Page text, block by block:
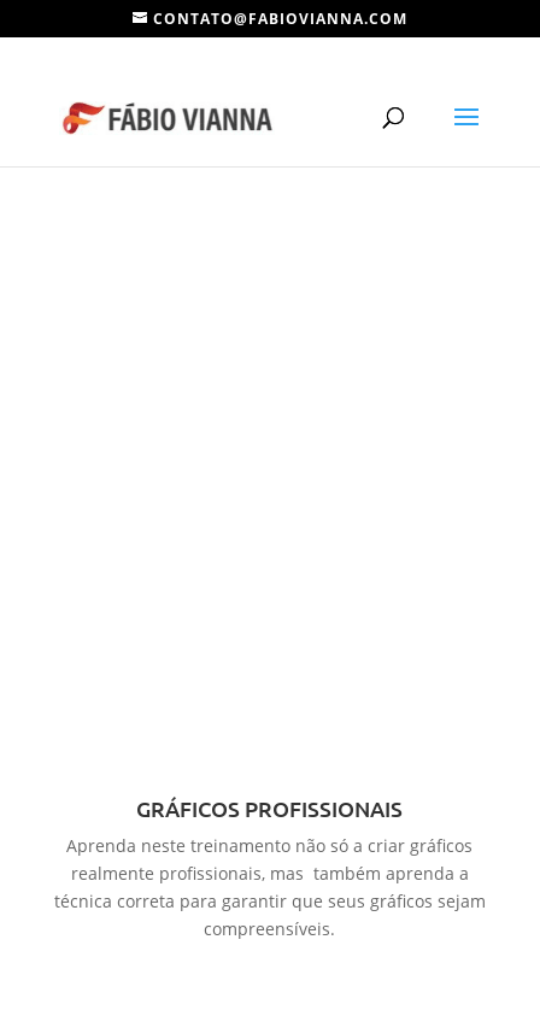
CONTATO@FABIOVIANNA.COM
GRÁFICOS PROFISSIONAIS
Aprenda neste treinamento não só a criar gráficos
realmente profissionais, mas também aprenda a
técnica correta para garantir que seus gráficos sejam
compreensíveis.